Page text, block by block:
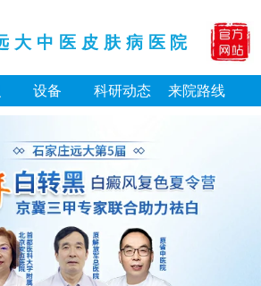
大中医皮肤病医院
设备 科研动态 来院路线